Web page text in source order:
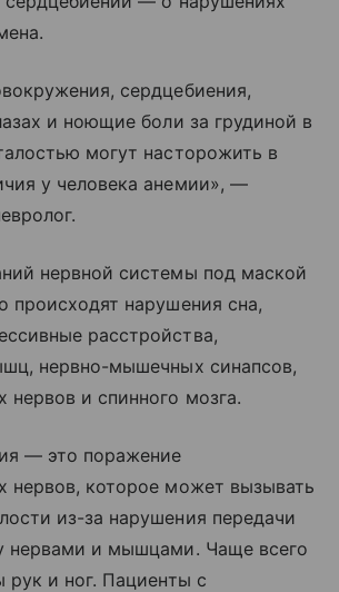
сердцебиения,
и ноющие боли за грудиной в
могут насторожить в
у человека анемии», —
нервной системы под маской
происходят нарушения сна,
расстройства,
нервно-мышечных синапсов,
нервов и спинного мозга.
— это поражение
нервов, которое может вызывать
из-за нарушения передачи
нервами и мышцами. Чаще всего
рук и ног. Пациенты с